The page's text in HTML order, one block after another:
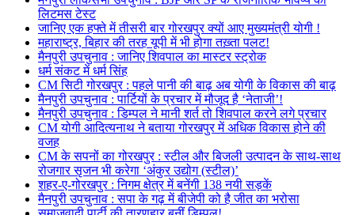
लिटमस टेस्ट
जानिए एक हफ्ते में तीसरी बार गोरखपुर क्यों आए मुख्यमंत्री योगी !
महाराष्ट्र, बिहार की तरह यूपी में भी होगा तख़्ता पलट!
मैनपुरी उपचुनाव : जानिए शिवपाल का मास्टर स्ट्रोक
धर्म संकट में धर्म सिंह
CM सिटी गोरखपुर : पहले पानी की बाढ़ अब योगी के विकास की बाढ़
मैनपुरी उपचुनाव : पार्टियों के प्रचार में मौजूद है ‘नेताजी’!
मैनपुरी उपचुनाव : डिम्पल ने मानी शर्त तो शिवपाल करने लगे प्रचार
CM योगी आदित्यनाथ ने बताया गोरखपुर में अधिक विकास होने की
वजह
CM के सपनों का गोरखपुर : स्टील और बिजली उत्पादन के साथ-साथ
रोजगार सृजन भी करेगा ‘अंकुर उद्योग (स्टील)’
शहर-ए-गोरखपुर : निगम क्षेत्र में बनेंगी 138 नयी सड़कें
मैनपुरी उपचुनाव : सपा के गढ़ में बीजेपी को है जीत का भरोसा